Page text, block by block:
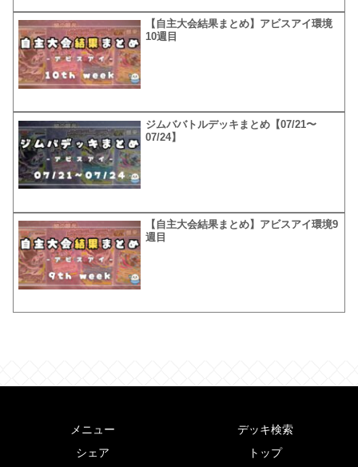
【自主大会結果まとめ】アビスアイ環境
10週目
ジムババトルデッキまとめ【07/21〜
07/24】
【自主大会結果まとめ】アビスアイ環境9
週目
メニュー
デッキ検索
シェア
トップ